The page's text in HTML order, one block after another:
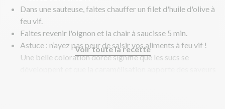
Dans une sauteuse, faites chauffer un filet d'huile d'olive à
feu vif.
Faites revenir l'oignon et la chair à saucisse 5 min.
Astuce : n’ayez pas peur de saisir vos aliments à feu vif !
Une belle coloration dorée signifie que les sucs se
Voir toute la recette